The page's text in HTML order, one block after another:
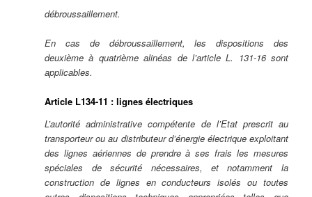
débroussaillement.
En cas de débroussaillement, les dispositions des
deuxième à quatrième alinéas de l’article L. 131-16 sont
applicables.
Article L134-11 : lignes électriques
L’autorité administrative compétente de l’Etat prescrit au
transporteur ou au distributeur d’énergie électrique exploitant
des lignes aériennes de prendre à ses frais les mesures
spéciales de sécurité nécessaires, et notamment la
construction de lignes en conducteurs isolés ou toutes